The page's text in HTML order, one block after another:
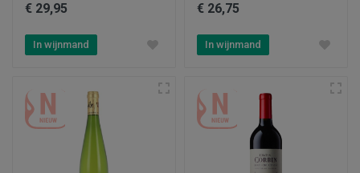
€ 29,95
In wijnmand
€ 26,75
In wijnmand